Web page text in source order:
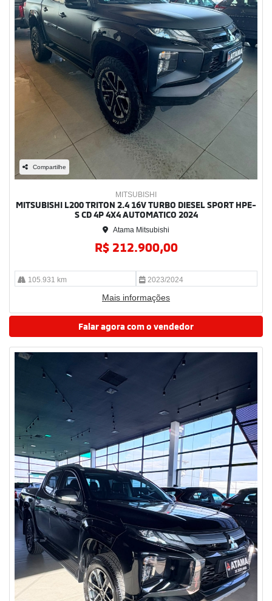
Compartilhe
MITSUBISHI
MITSUBISHI L200 TRITON 2.4 16V TURBO DIESEL SPORT HPE-
S CD 4P 4X4 AUTOMATICO 2024
Atama Mitsubishi
R$ 212.900,00
105.931 km 2023/2024
Mais informações
Falar agora com o vendedor